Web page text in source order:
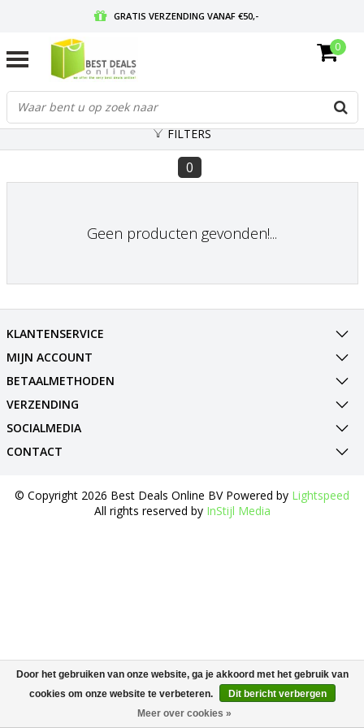
GRATIS VERZENDING VANAF €50,-
GRATIS RETOURNEREN EN 30 DAGEN BEDENKTIJD
0
FILTERS
0
Geen producten gevonden!...
KLANTENSERVICE
MIJN ACCOUNT
BETAALMETHODEN
VERZENDING
SOCIALMEDIA
CONTACT
© Copyright 2026 Best Deals Online BV Powered by Lightspeed
All rights reserved by InStijl Media
Door het gebruiken van onze website, ga je akkoord met het gebruik van
cookies om onze website te verbeteren.
Dit bericht verbergen
Meer over cookies »